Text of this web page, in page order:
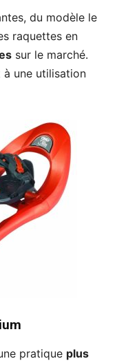
du modèle le
raquettes en
sur le marché.
une utilisation
pratique plus